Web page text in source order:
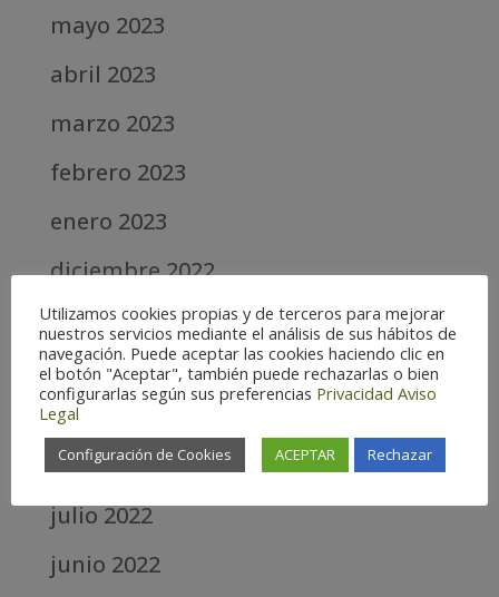
mayo 2023
abril 2023
marzo 2023
febrero 2023
enero 2023
diciembre 2022
noviembre 2022
octubre 2022
septiembre 2022
agosto 2022
julio 2022
junio 2022
Utilizamos cookies propias y de terceros para mejorar
nuestros servicios mediante el análisis de sus hábitos de
navegación. Puede aceptar las cookies haciendo clic en
el botón "Aceptar", también puede rechazarlas o bien
configurarlas según sus preferencias Privacidad Aviso
Legal
Configuración de Cookies ACEPTAR Rechazar